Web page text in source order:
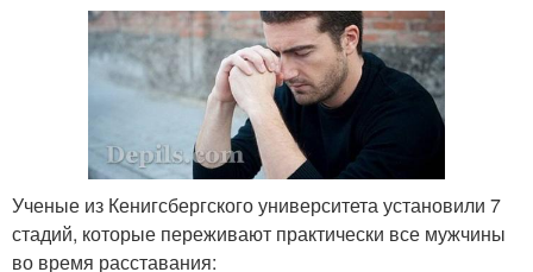
Ученые из Кенигсбергского университета установили 7
стадий, которые переживают практически все мужчины
во время расставания: